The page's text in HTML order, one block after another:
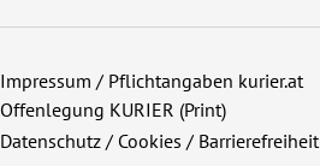
Impressum / Pflichtangaben kurier.at
Offenlegung KURIER (Print)
Datenschutz / Cookies / Barrierefreiheit